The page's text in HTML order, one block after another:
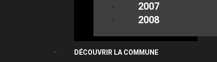
2007
2008
DÉCOUVRIR LA COMMUNE